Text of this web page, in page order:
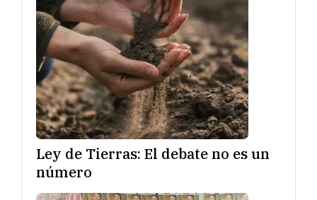
Ley de Tierras: El debate no es un
número